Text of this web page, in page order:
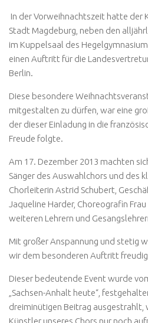
In der Vorweihnachtszeit hatte der
Stadt Magdeburg, neben den
im Kuppelsaal des
einen Auftritt für die
Berlin.
Diese besondere
mitgestalten zu dürfen, war eine
der dieser Einladung in die
Freude folgte.
Am 17. Dezember 2013 machten
Sänger des Auswahlchors und des
Chorleiterin Astrid Schubert,
Jaqueline Harder, Choreografin
weiteren Lehrern und
Mit großer Anspannung und stetig
wir dem besonderen Auftritt
Dieser bedeutende Event wurde
„Sachsen-Anhalt heute“,
dreiminütigen Beitrag ausgestrahlt,
Künstler unseres Chors nur noch